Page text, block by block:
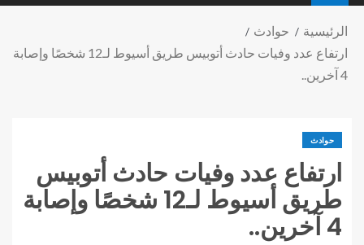
الرئيسية
حوادث
ارتفاع عدد وفيات حادث أتوبيس طريق أسيوط لـ12 شخصًا وإصابة
4 آخرين..
حوادث
ارتفاع عدد وفيات حادث أتوبيس
طريق أسيوط لـ12 شخصًا وإصابة
4 آخرين..